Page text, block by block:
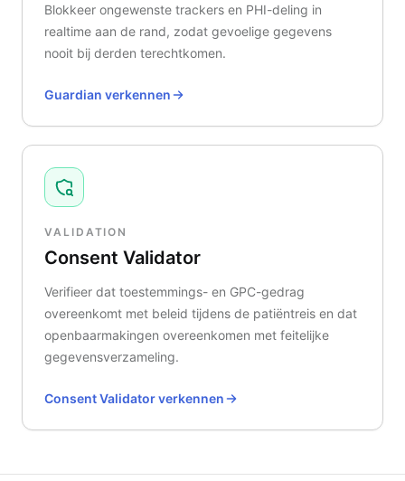
Blokkeer ongewenste trackers en PHI-deling in
realtime aan de rand, zodat gevoelige gegevens
nooit bij derden terechtkomen.
Guardian verkennen
VALIDATION
Consent Validator
Verifieer dat toestemmings- en GPC-gedrag
overeenkomt met beleid tijdens de patiëntreis en dat
openbaarmakingen overeenkomen met feitelijke
gegevensverzameling.
Consent Validator verkennen